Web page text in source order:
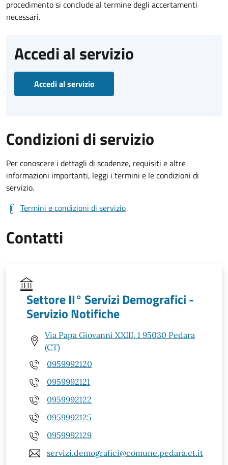
procedimento si conclude al termine degli accertamenti
necessari.
Accedi al servizio
Accedi al servizio
Condizioni di servizio
Per conoscere i dettagli di scadenze, requisiti e altre
informazioni importanti, leggi i termini e le condizioni di
servizio.
Termini e condizioni di servizio
Contatti
Settore II° Servizi Demografici -
Servizio Notifiche
Via Papa Giovanni XXIII, 1 95030 Pedara
(CT)
0959992120
0959992121
0959992122
0959992125
0959992129
servizi.demografici@comune.pedara.ct.it